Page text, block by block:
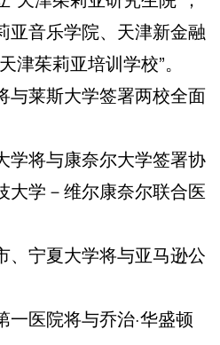
亚音乐学院、天津新金融
津茱莉亚培训学校”。
莱斯大学签署两校全面
将与康奈尔大学签署协
大学－维尔康奈尔联合医
宁夏大学将与亚马逊公
医院将与乔治·华盛顿